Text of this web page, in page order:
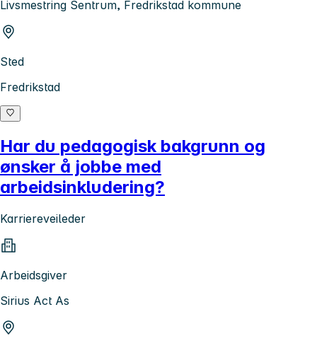
Livsmestring Sentrum, Fredrikstad kommune
Sted
Fredrikstad
Har du pedagogisk bakgrunn og
ønsker å jobbe med
arbeidsinkludering?
Karriereveileder
Arbeidsgiver
Sirius Act As